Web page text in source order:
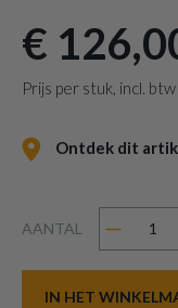
€
Prijs per stuk, incl.
Ontdek dit
AANTAL
IN HET